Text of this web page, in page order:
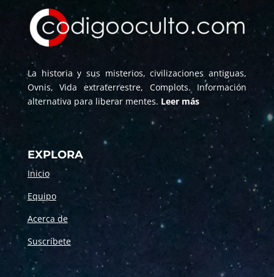
La historia y sus misterios, civilizaciones antiguas,
Ovnis, Vida extraterrestre, Complots. Información
alternativa para liberar mentes. Leer más
EXPLORA
Inicio
Equipo
Acerca de
Suscríbete